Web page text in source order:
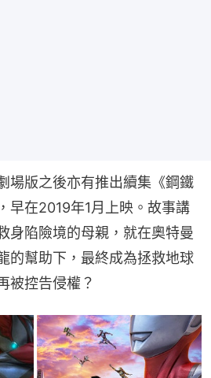
場版之後亦有推出續集《鋼鐵
早在2019年1月上映。故事講
身陷險境的母親，就在奧特曼
的幫助下，最終成為拯救地球
被控告侵權？